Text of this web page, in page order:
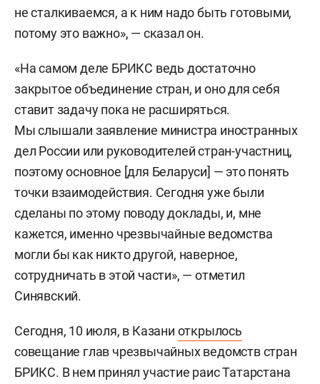
не сталкиваемся, а к ним надо быть готовыми,
потому это важно», — сказал он.
«На самом деле БРИКС ведь достаточно
закрытое объединение стран, и оно для себя
ставит задачу пока не расширяться.
Мы слышали заявление министра иностранных
дел России или руководителей стран-участниц,
поэтому основное [для Беларуси] — это понять
точки взаимодействия. Сегодня уже были
сделаны по этому поводу доклады, и, мне
кажется, именно чрезвычайные ведомства
могли бы как никто другой, наверное,
сотрудничать в этой части», — отметил
Синявский.
Сегодня, 10 июля, в Казани открылось
совещание глав чрезвычайных ведомств стран
БРИКС. В нем принял участие раис Татарстана